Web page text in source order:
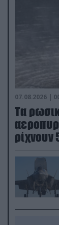
07.08.2026 |
Τα